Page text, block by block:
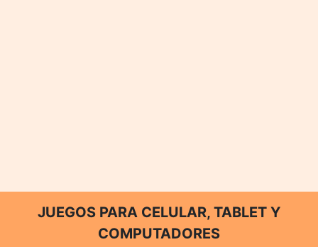
JUEGOS PARA CELULAR, TABLET Y
COMPUTADORES